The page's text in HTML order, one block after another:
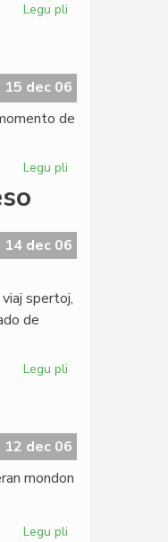
Legu pli
partoprenis
en
la
15 dec 06
de
Legu pli
Tago
de
Esperanta
14 dec 06
spertoj,
de
Legu pli
Oguinye
al
Niĝeria
12 dec 06
mondon
Legu pli